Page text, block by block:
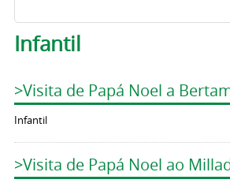
Infantil
>Visita de Papá Noel a
Infantil
>Visita de Papá Noel ao